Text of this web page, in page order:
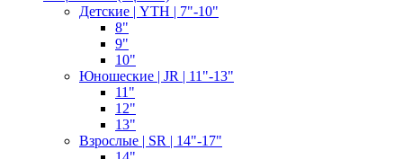
Детские | YTH | 7"-10"
8"
9"
10"
Юношеские | JR | 11"-13"
11"
12"
13"
Взрослые | SR | 14"-17"